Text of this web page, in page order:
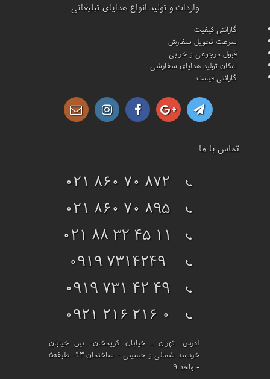
واردات و تولید انواع هدایای تبلیغاتی
گارانتی کیفیت
سرعت تحویل سفارش
قبول مرجوعی و خرابی
امکان تولید هدایای سفارشی
گارانتی قیمت
تماس با ما
021 860 70 872
021 860 70 895
021 88 32 45 11
0919 7314249
0919 731 42 49
0921 216 216 0
آدرس: تهران ـ خیابان کریمخان- بین خیابان
خردمند شمالی و حسینی - ساختمان 43- طبقه5
- واحد 9